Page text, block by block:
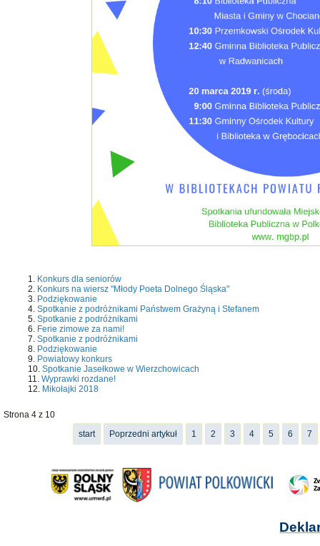
Konkurs dla seniorów
Konkurs na wiersz "Młody Poeta Dolnego Śląska"
Podziękowanie
Spotkanie z podróżnikami Państwem Grażyną i Stefanem
Spotkanie z podróżnikami
Ferie zimowe za nami!
Spotkanie z podróżnikami
Podziękowanie
Powiatowy konkurs
Spotkanie Jasełkowe w Wierzchowicach
Wyprawki rozdane!
Mikołajki 2018
Strona 4 z 10
start
Poprzedni artykuł 1 2 3 4 5 6 7